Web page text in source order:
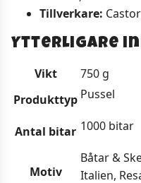
Tillverkare:
Ytterligare
Vikt
750 g
Produkttyp Pussel
Antal bitar 1000 bitar
Motiv
Båtar &
Italien,